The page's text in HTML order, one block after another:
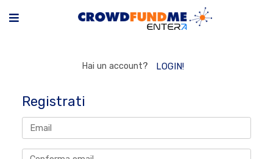
Hai un account? LOGIN!
Registrati